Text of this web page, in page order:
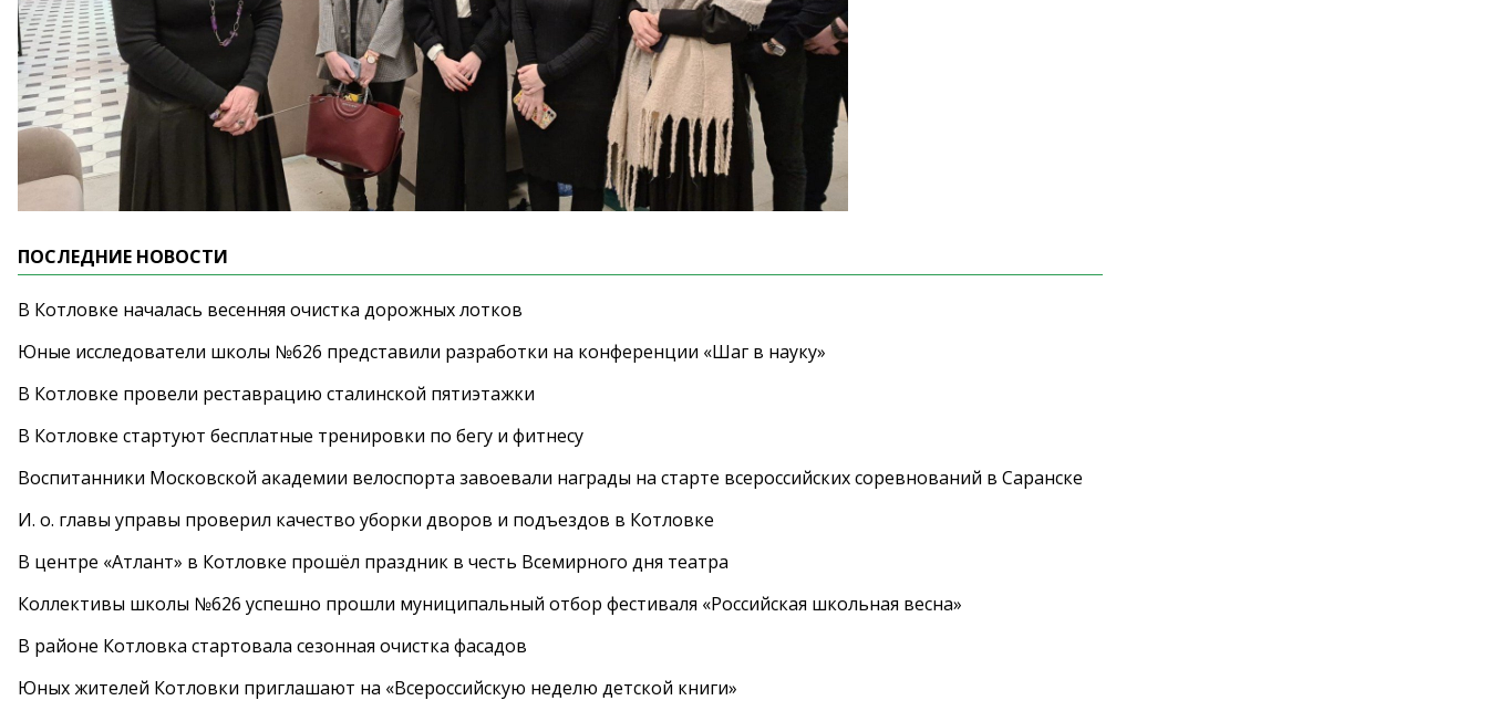
ПОСЛЕДНИЕ НОВОСТИ
В Котловке началась весенняя очистка дорожных лотков
Юные исследователи школы №626 представили разработки на конференции «Шаг в науку»
В Котловке провели реставрацию сталинской пятиэтажки
В Котловке стартуют бесплатные тренировки по бегу и фитнесу
Воспитанники Московской академии велоспорта завоевали награды на старте всероссийских соревнований в Саранске
И. о. главы управы проверил качество уборки дворов и подъездов в Котловке
В центре «Атлант» в Котловке прошёл праздник в честь Всемирного дня театра
Коллективы школы №626 успешно прошли муниципальный отбор фестиваля «Российская школьная весна»
В районе Котловка стартовала сезонная очистка фасадов
Юных жителей Котловки приглашают на «Всероссийскую неделю детской книги»